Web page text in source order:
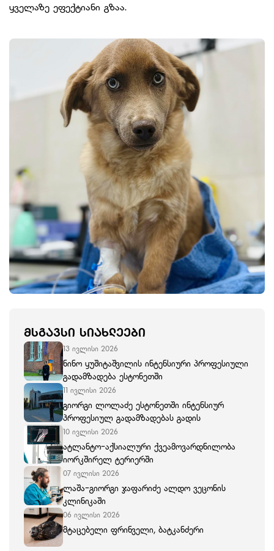
ყველაზე ეფექტიანი გზაა.
ᲛᲡᲒᲐᲕᲡᲘ ᲡᲘᲐᲮᲚᲔᲔᲑᲘ
13 ივლისი 2026
ნინო ყუშიტაშვილის ინტენსიური პროფესიული
გადამზადება ესტონეთში
11 ივლისი 2026
გიორგი ლოლაძე ესტონეთში ინტენსიურ
პროფესიულ გადამზადებას გადის
10 ივლისი 2026
ატლანტო-აქსიალური ქვეამოვარდნილობა
იორკშირელ ტერიერში
07 ივლისი 2026
ლაშა-გიორგი ჯაფარიძე ალდო ვეცონის
კლინიკაში
06 ივლისი 2026
მტაცებელი ფრინველი, ბატკანძერი